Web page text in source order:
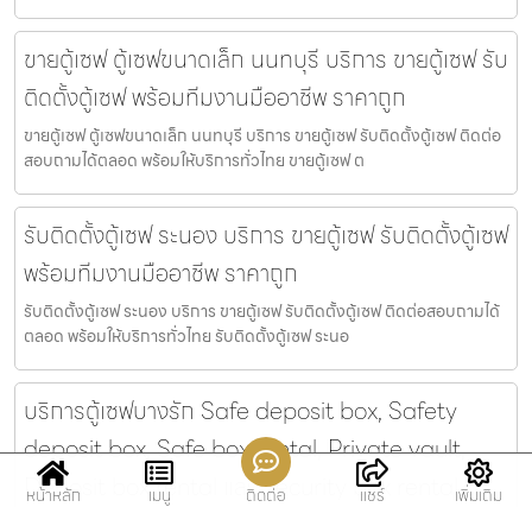
ขายตู้เซฟ ตู้เซฟขนาดเล็ก นนทบุรี บริการ ขายตู้เซฟ รับ
ติดตั้งตู้เซฟ พร้อมทีมงานมืออาชีพ ราคาถูก
ขายตู้เซฟ ตู้เซฟขนาดเล็ก นนทบุรี บริการ ขายตู้เซฟ รับติดตั้งตู้เซฟ ติดต่อ
สอบถามได้ตลอด พร้อมให้บริการทั่วไทย ขายตู้เซฟ ต
รับติดตั้งตู้เซฟ ระนอง บริการ ขายตู้เซฟ รับติดตั้งตู้เซฟ
พร้อมทีมงานมืออาชีพ ราคาถูก
รับติดตั้งตู้เซฟ ระนอง บริการ ขายตู้เซฟ รับติดตั้งตู้เซฟ ติดต่อสอบถามได้
ตลอด พร้อมให้บริการทั่วไทย รับติดตั้งตู้เซฟ ระนอ
บริการตู้เซฟบางรัก Safe deposit box, Safety
deposit box, Safe box rental, Private vault,
Deposit box rental และ Security box rental ตู้
หน้าหลัก เมนู ติดต่อ แชร์ เพิ่มเติม